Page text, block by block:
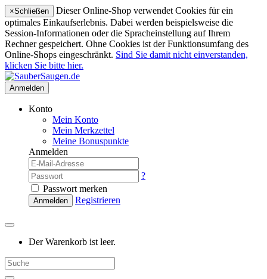
×Schließen
Dieser Online-Shop verwendet Cookies für ein
optimales Einkaufserlebnis. Dabei werden beispielsweise die
Session-Informationen oder die Spracheinstellung auf Ihrem
Rechner gespeichert. Ohne Cookies ist der Funktionsumfang des
Online-Shops eingeschränkt. Sind Sie damit nicht einverstanden,
klicken Sie bitte hier.
Anmelden
Konto
Mein Konto
Mein Merkzettel
Meine Bonuspunkte
Anmelden
?
Passwort merken
Anmelden Registrieren
Der Warenkorb ist leer.